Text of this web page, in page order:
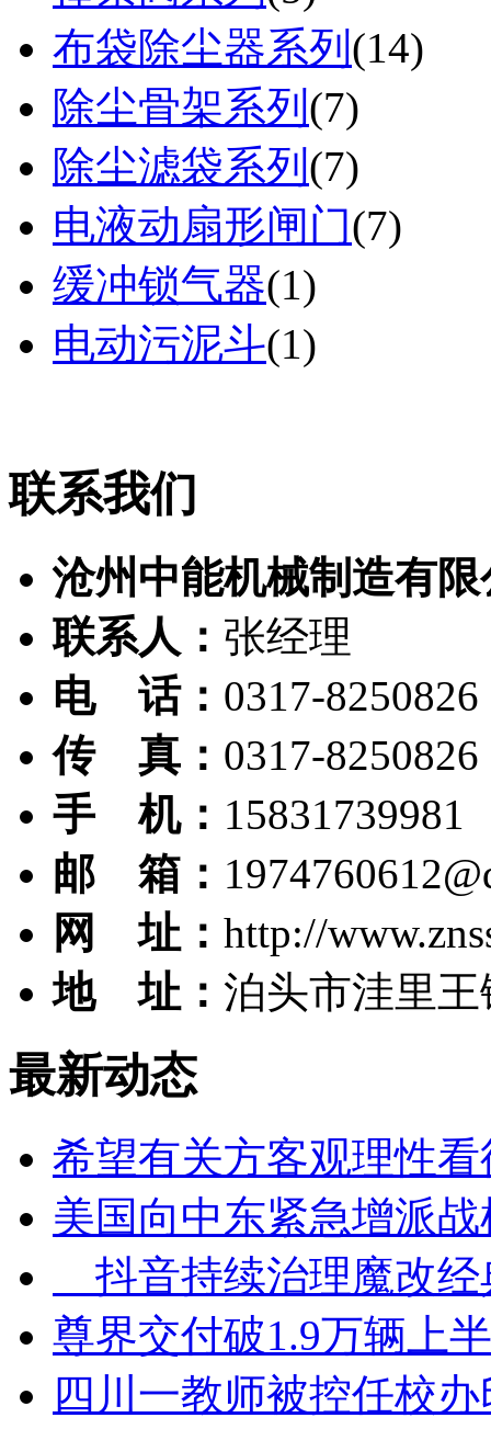
布袋除尘器系列 (14)
除尘骨架系列 (7)
除尘滤袋系列 (7)
电液动扇形闸门(7)
缓冲锁气器(1)
电动污泥斗(1)
联系我们
沧州中能机械制造有限
联系人： 张经理
电 话： 0317-8250826
传 真： 0317-8250826
手 机： 15831739981
邮 箱：
网 址： http://
地 址： 泊头市洼里
最新动态
希望有关方客观理性
美国向中东紧急增派战
抖音持续治理魔改经
尊界交付破1.9万辆上
四川一教师被控任校